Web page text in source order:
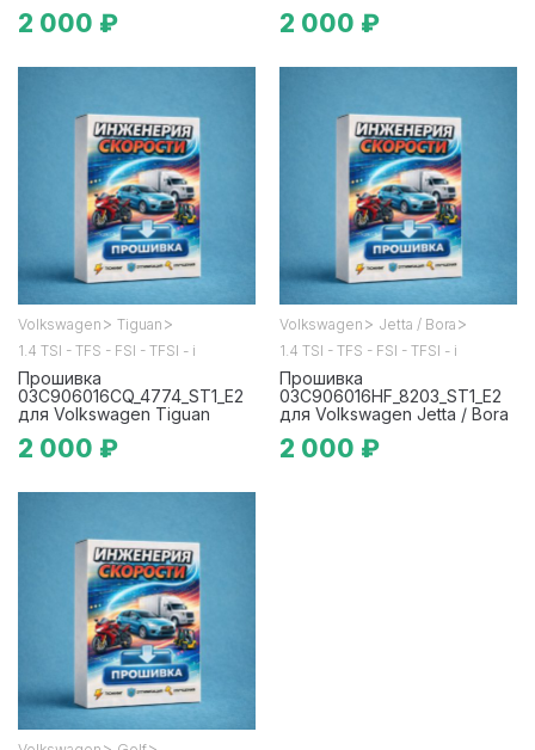
2 000 ₽ 2 000 ₽
Volkswagen > Tiguan >
1.4 TSI - TFS - FSI - TFSI - i
Прошивка
03C906016CQ_4774_ST1_E2
для Volkswagen Tiguan
2 000 ₽
Volkswagen > Jetta / Bora >
1.4 TSI - TFS - FSI - TFSI - i
Прошивка
03C906016HF_8203_ST1_E2
для Volkswagen Jetta / Bora
2 000 ₽